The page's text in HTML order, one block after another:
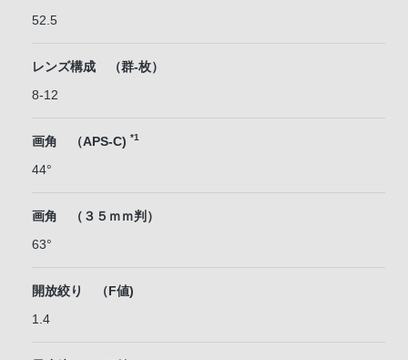
52.5
レンズ構成 （群-枚）
8-12
画角 （APS-C) *1
44°
画角 （３５ｍｍ判）
63°
開放絞り （F値)
1.4